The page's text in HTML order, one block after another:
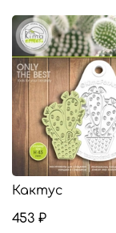
Кактус
453 ₽